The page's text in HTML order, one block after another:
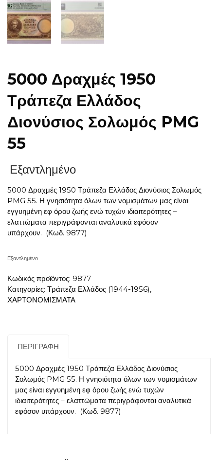
5000 Δραχμές 1950
Τράπεζα Ελλάδος
Διονύσιος Σολωμός PMG
55
Εξαντλημένο
5000 Δραχμές 1950 Τράπεζα Ελλάδος Διονύσιος Σολωμός
PMG 55. Η γνησιότητα όλων των νομισμάτων μας είναι
εγγυημένη εφ όρου ζωής ενώ τυχών ιδιαιτερότητες –
ελαττώματα περιγράφονται αναλυτικά εφόσον
υπάρχουν. (Κωδ. 9877)
Εξαντλημένο
Κωδικός προϊόντος: 9877
Κατηγορίες: Τράπεζα Ελλάδος (1944-1956),
ΧΑΡΤΟΝΟΜΙΣΜΑΤΑ
ΠΕΡΙΓΡΑΦΉ
5000 Δραχμές 1950 Τράπεζα Ελλάδος Διονύσιος
Σολωμός PMG 55. Η γνησιότητα όλων των νομισμάτων
μας είναι εγγυημένη εφ όρου ζωής ενώ τυχών
ιδιαιτερότητες – ελαττώματα περιγράφονται αναλυτικά
εφόσον υπάρχουν. (Κωδ. 9877)